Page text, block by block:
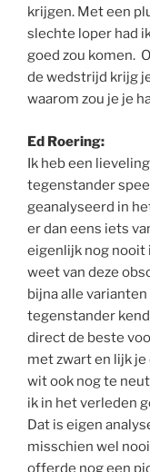
krijgen. Met een
slechte loper had
goed zou komen.
de wedstrijd krijg
waarom zou je je
Ed Roering:
Ik heb een
tegenstander
geanalyseerd in
er dan eens iets
eigenlijk nog nooit
weet van deze
bijna alle
tegenstander
direct de beste
met zwart en lijk
wit ook nog te
ik in het verleden
Dat is eigen
misschien wel
offerde nog een